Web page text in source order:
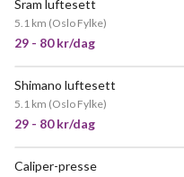
Sram luftesett
5.1 km (Oslo Fylke)
29 - 80 kr/dag
Shimano luftesett
5.1 km (Oslo Fylke)
29 - 80 kr/dag
Caliper-presse